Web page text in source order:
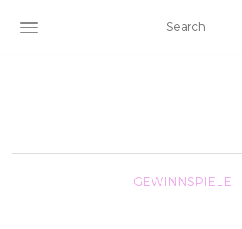
SCHALTE NAVIGATION
GEWINNSPIELE